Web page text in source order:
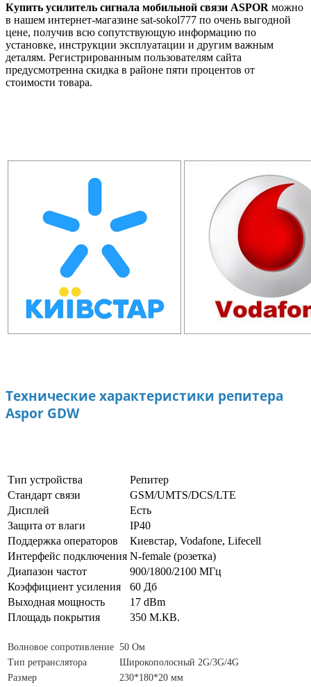
Купить усилитель сигнала мобильной связи ASPOR можно
в нашем интернет-магазине sat-sokol777 по очень выгодной
цене, получив всю сопутствующую информацию по
установке, инструкции эксплуатации и другим важным
деталям. Регистрированным пользователям сайта
предусмотренна скидка в районе пяти процентов от
стоимости товара.
Технические характеристики репитера
Aspor GDW
Тип устройства
Репитер
Стандарт связи
GSM/UMTS/DCS/LTE
Дисплей
Есть
Защита от влаги
IP40
Поддержка операторов
Киевстар, Vodafone, Lifecell
Интерфейс подключения N-female (розетка)
Диапазон частот
900/1800/2100 МГц
Коэффициент усиления
60 Дб
Выходная мощность
17 dBm
Площадь покрытия
350 М.КВ.
Волновое сопротивление 50 Ом
Тип ретранслятора
Широкополосный 2G/3G/4G
Размер
230*180*20 мм